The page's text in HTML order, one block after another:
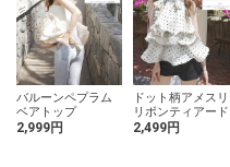
バルーンペプラム
ベアトップ
2,999円
ドット柄アメスリ
リボンティアード
ウェーブフリルブ
2,499円